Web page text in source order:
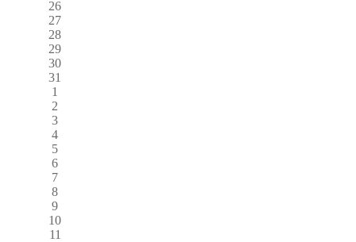
26
27
28
29
30
31
1
2
3
4
5
6
7
8
9
10
11